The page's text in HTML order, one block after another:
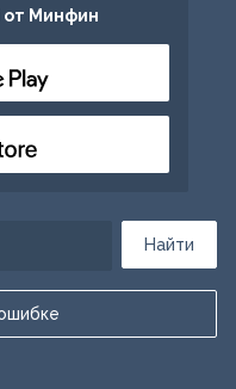
Найти
Минфин